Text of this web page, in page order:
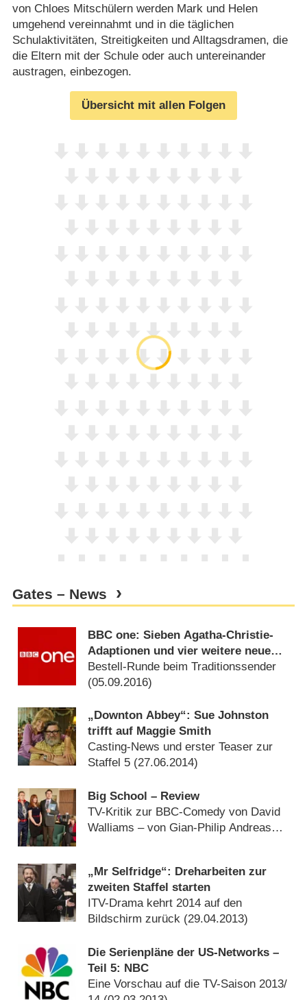
von Chloes Mitschülern werden Mark und Helen
umgehend vereinnahmt und in die täglichen
Schulaktivitäten, Streitigkeiten und Alltagsdramen, die
die Eltern mit der Schule oder auch untereinander
austragen, einbezogen.
Übersicht mit allen Folgen
Gates – News
BBC one: Sieben Agatha-Christie-
Adaptionen und vier weitere neue
Serien bestellt
Bestell-Runde beim Traditionssender
(05.09.2016)
„Downton Abbey“: Sue Johnston
trifft auf Maggie Smith
Casting-News und erster Teaser zur
Staffel 5 (27.06.2014)
Big School – Review
TV-Kritik zur BBC-Comedy von David
Walliams – von Gian-Philip Andreas
„Mr Selfridge“: Dreharbeiten zur
zweiten Staffel starten
ITV-Drama kehrt 2014 auf den
Bildschirm zurück (29.04.2013)
Die Serienpläne der US-Networks –
Teil 5: NBC
Eine Vorschau auf die TV-Saison 2013/​